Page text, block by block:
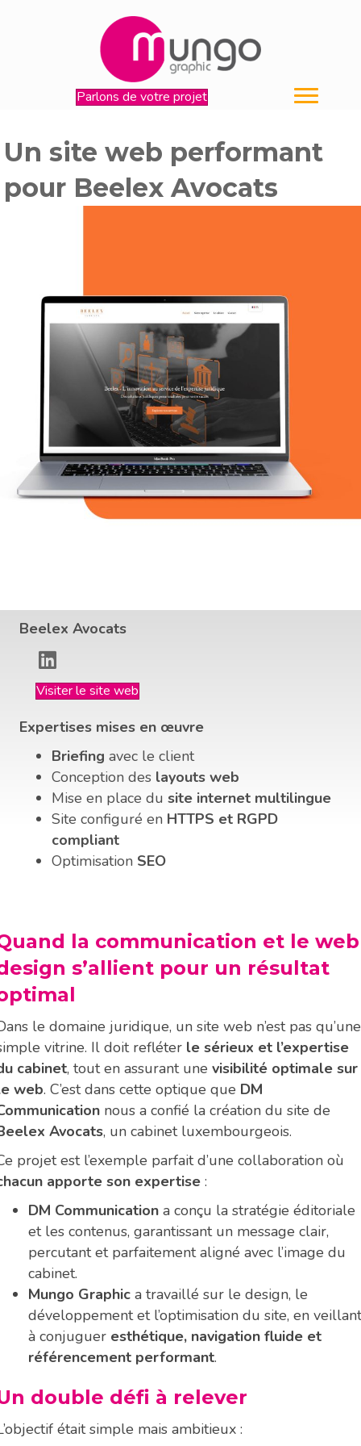
Parlons de votre projet
Un site web performant
pour Beelex Avocats
Beelex Avocats
Visiter le site web
Expertises mises en œuvre
Briefing avec le client
Conception des layouts web
Mise en place du site internet multilingue
Site configuré en HTTPS et RGPD
compliant
Optimisation SEO
la communication et le web
s’allient pour un résultat
le domaine juridique, un site web n’est pas qu’une
vitrine. Il doit refléter le sérieux et l’expertise
cabinet, tout en assurant une visibilité optimale sur
web. C’est dans cette optique que DM
nous a confié la création du site de
Avocats, un cabinet luxembourgeois.
projet est l’exemple parfait d’une collaboration où
apporte son expertise :
DM Communication a conçu la stratégie éditoriale
et les contenus, garantissant un message clair,
percutant et parfaitement aligné avec l’image du
cabinet.
Mungo Graphic a travaillé sur le design, le
développement et l’optimisation du site, en veillant
à conjuguer esthétique, navigation fluide et
référencement performant.
double défi à relever
était simple mais ambitieux :